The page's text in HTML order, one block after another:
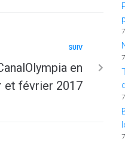
SUIV
en
et février 2017